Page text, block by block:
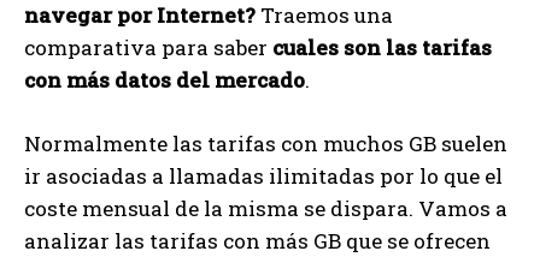
navegar por Internet? Traemos una
comparativa para saber cuales son las tarifas
con más datos del mercado.
Normalmente las tarifas con muchos GB suelen
ir asociadas a llamadas ilimitadas por lo que el
coste mensual de la misma se dispara. Vamos a
analizar las tarifas con más GB que se ofrecen